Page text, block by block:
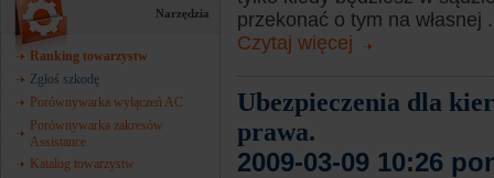
Narzędzia
Ranking towarzystw
Zgłoś szkodę
Porównywarka wyłączeń AC
Porównywarka zakresów
Assistance
Katalog towarzystw
przekonać o tym na własnej
Czytaj więcej
Ubezpieczenia dla
prawa.
2009-03-09 10:26